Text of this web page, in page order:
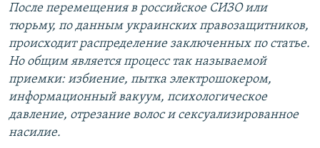
После перемещения в российское СИЗО или
тюрьму, по данным украинских правозащитников,
происходит распределение заключенных по статье.
Но общим является процесс так называемой
приемки: избиение, пытка электрошокером,
информационный вакуум, психологическое
давление, отрезание волос и сексуализированное
насилие.